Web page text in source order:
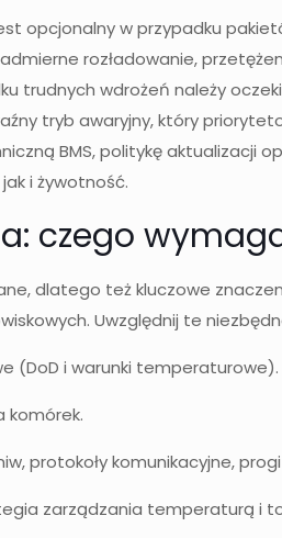
opcjonalny w przypadku
rozładowanie,
trudnych wdrożeń należy
tryb awaryjny, który
BMS, politykę aktualizacji
i żywotność.
czego
dlatego też kluczowe
Uwzględnij te
(DoD i warunki temperaturowe).
komórek.
protokoły komunikacyjne,
zarządzania temperaturą i